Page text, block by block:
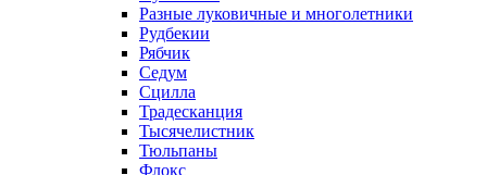
Разные луковичные и многолетники
Рудбекии
Рябчик
Седум
Сцилла
Традесканция
Тысячелистник
Тюльпаны
Флокс